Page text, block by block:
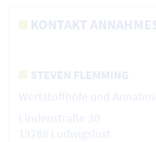
KONTAKT
STEVEN FLEMMING
Wertstoffhöfe und
Lindenstraße 30
19288 Ludwigslust